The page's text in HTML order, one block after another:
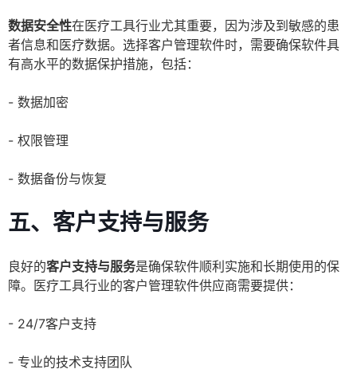
数据安全性在医疗工具行业尤其重要，因为涉及到敏感的患
者信息和医疗数据。选择客户管理软件时，需要确保软件具
有高水平的数据保护措施，包括：
- 数据加密
- 权限管理
- 数据备份与恢复
五、客户支持与服务
良好的客户支持与服务是确保软件顺利实施和长期使用的保
障。医疗工具行业的客户管理软件供应商需要提供：
- 24/7客户支持
- 专业的技术支持团队